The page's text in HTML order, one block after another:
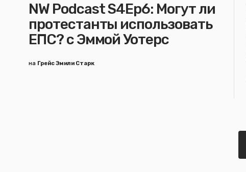
NW Podcast S4Ep6: Могут ли
протестанты использовать
ЕПС? с Эммой Уотерс
на Грейс Эмили Старк